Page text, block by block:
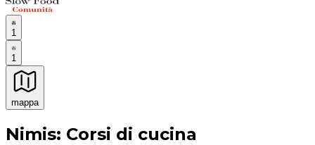
1
1
mappa
Esperienze culinarie indimenticabili: Esperienze
Nimis: Corsi di cucina